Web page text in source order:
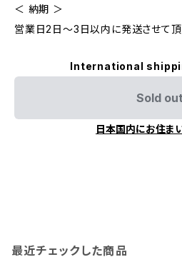
＜ 納期 ＞
営業日2日〜3日以内に発送させて頂
International
Sold out
日本国内にお住ま
最近チェックした商品